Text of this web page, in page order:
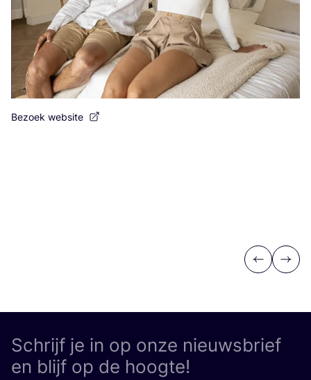
Bezoek website
Previous
Next
Schrijf je in op onze nieuwsbrief
en blijf op de hoogte!